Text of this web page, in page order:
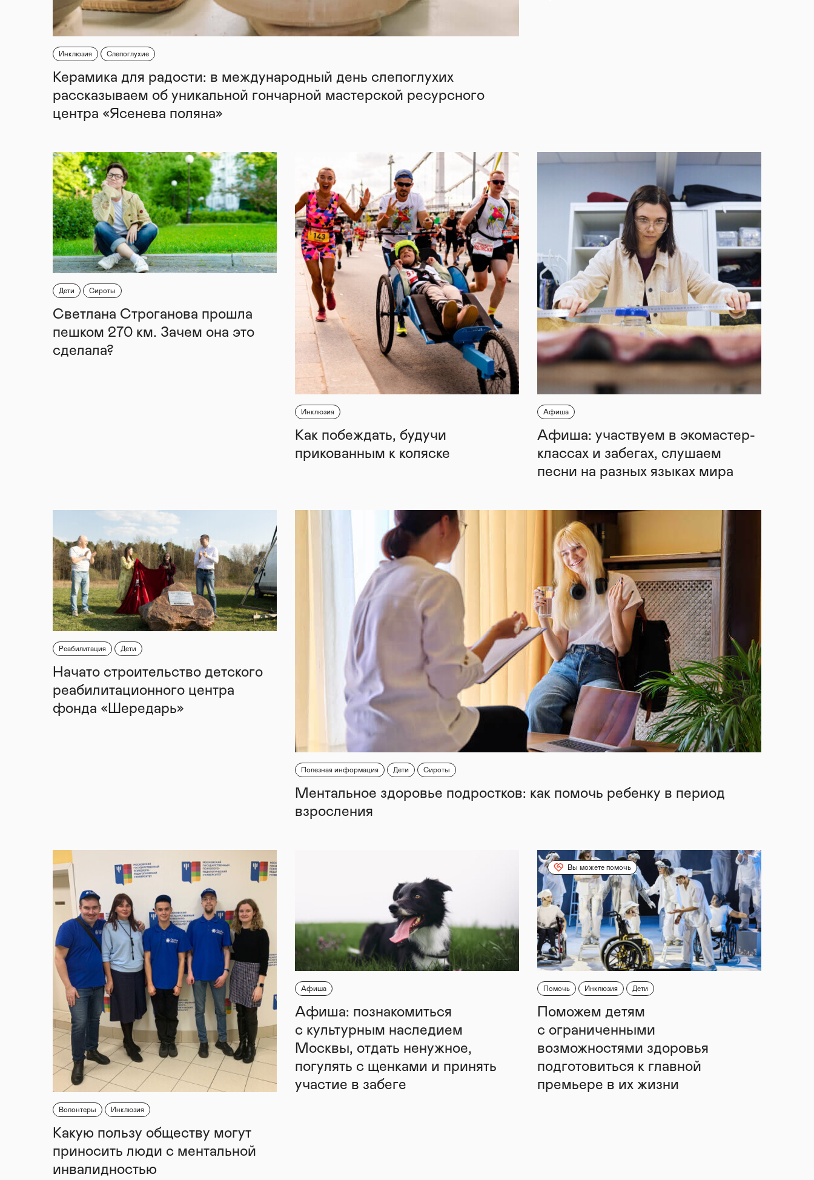
Инклюзия Слепоглухие
Керамика для радости: в международный день слепоглухих
рассказываем об уникальной гончарной мастерской ресурсного
центра «Ясенева поляна»
Дети Сироты
Светлана Строганова прошла
пешком 270 км. Зачем она это
сделала?
Инклюзия
Как побеждать, будучи
прикованным к коляске
Афиша
Афиша: участвуем в экомастер-
классах и забегах, слушаем
песни на разных языках мира
Реабилитация Дети
Начато строительство детского
реабилитационного центра
фонда «Шередарь»
Полезная информация Дети Сироты
Ментальное здоровье подростков: как помочь ребенку в период
взросления
Волонтеры Инклюзия
Какую пользу обществу могут
приносить люди с ментальной
инвалидностью
Афиша
Афиша: познакомиться
с культурным наследием
Москвы, отдать ненужное,
погулять с щенками и принять
участие в забеге
Вы можете помочь
Помочь Инклюзия Дети
Поможем детям
с ограниченными
возможностями здоровья
подготовиться к главной
премьере в их жизни